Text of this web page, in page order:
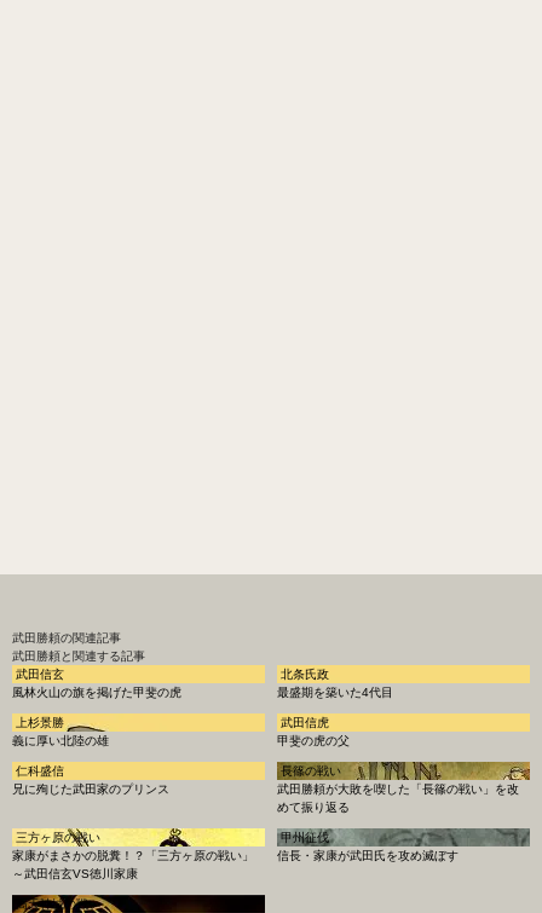
武田勝頼の関連記事
武田勝頼と関連する記事
武田信玄
風林火山の旗を掲げた甲斐の虎
北条氏政
最盛期を築いた4代目
上杉景勝
義に厚い北陸の雄
武田信虎
甲斐の虎の父
仁科盛信
兄に殉じた武田家のプリンス
長篠の戦い
武田勝頼が大敗を喫した「長篠の戦い」を改
めて振り返る
三方ヶ原の戦い
家康がまさかの脱糞！？「三方ヶ原の戦い」
～武田信玄VS徳川家康
甲州征伐
信長・家康が武田氏を攻め滅ぼす
高天神城の戦い